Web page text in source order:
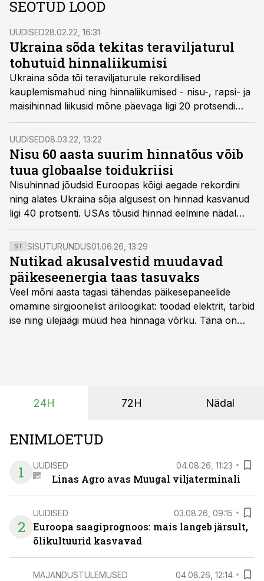
SEOTUD LOOD
UUDISED28.02.22, 16:31
Ukraina sõda tekitas teraviljaturul
tohutuid hinnaliikumisi
Ukraina sõda tõi teraviljaturule rekordilised
kauplemismahud ning hinnaliikumised - nisu-, rapsi- ja
maisihinnad liikusid mõne päevaga ligi 20 protsendi
võrra. Analüütikute sõnul on oodata volatiilsuse
jätkumist.
UUDISED08.03.22, 13:22
Nisu 60 aasta suurim hinnatõus võib
tuua globaalse toidukriisi
Nisuhinnad jõudsid Euroopas kõigi aegade rekordini
ning alates Ukraina sõja algusest on hinnad kasvanud
ligi 40 protsenti. USAs tõusid hinnad eelmine nädal
kuue kümnendi kiireimas tempos.
ST SISUTURUNDUS01.06.26, 13:29
Nutikad akusalvestid muudavad
päikeseenergia taas tasuvaks
Veel mõni aasta tagasi tähendas päikesepaneelide
omamine sirgjoonelist äriloogikat: toodad elektrit, tarbid
ise ning ülejäägi müüd hea hinnaga võrku. Täna on
põllumajandusettevõtete jaoks üheks olulisemaks
24H 72H Nädal
ENIMLOETUD
1
UUDISED 04.08.26, 11:23
Linas Agro avas Muugal viljaterminali
2
UUDISED 03.08.26, 09:15
Euroopa saagiprognoos: mais langeb järsult,
õlikultuurid kasvavad
MAJANDUSTULEMUSED 04.08.26, 12:14